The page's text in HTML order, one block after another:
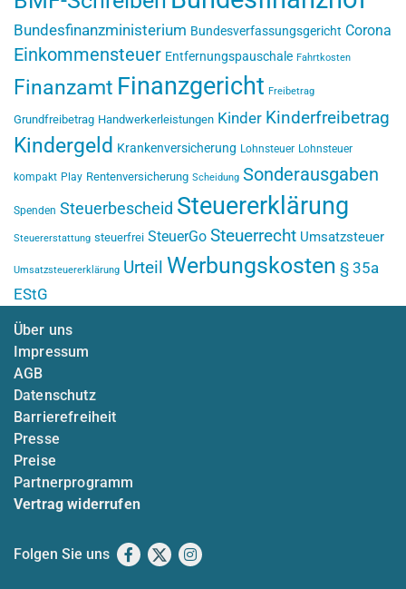
Bundesfinanzministerium Bundesverfassungsgericht Corona
Einkommensteuer Entfernungspauschale Fahrtkosten
Finanzamt Finanzgericht Freibetrag
Grundfreibetrag Handwerkerleistungen Kinder Kinderfreibetrag
Kindergeld Krankenversicherung Lohnsteuer Lohnsteuer
kompakt Play Rentenversicherung Scheidung Sonderausgaben
Spenden Steuerbescheid Steuererklärung
Steuererstattung steuerfrei SteuerGo Steuerrecht Umsatzsteuer
Umsatzsteuererklärung Urteil Werbungskosten § 35a
EStG
Über uns
Impressum
AGB
Datenschutz
Barrierefreiheit
Presse
Preise
Partnerprogramm
Vertrag widerrufen
Folgen Sie uns Facebook
X Instagram